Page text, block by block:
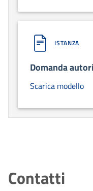
ISTANZA
Domanda
Scarica modello
Contatti